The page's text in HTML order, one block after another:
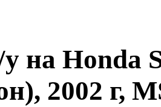
на Honda
2002 г,